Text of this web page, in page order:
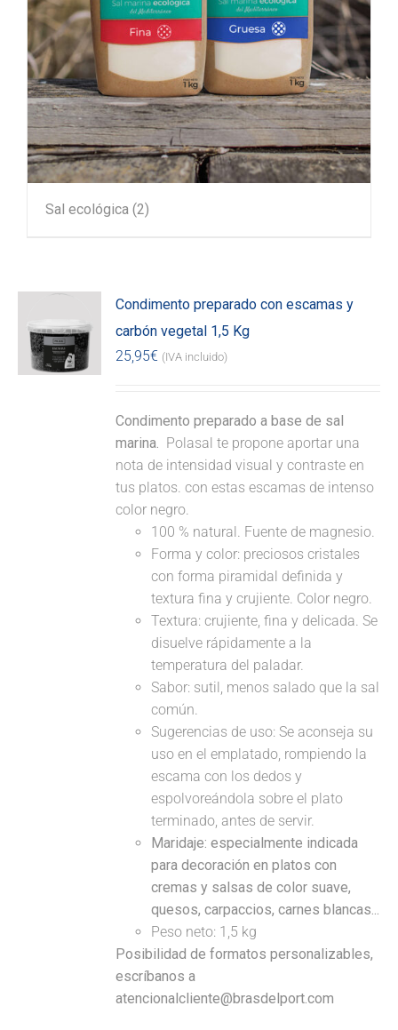
Sal ecológica (2)
Condimento preparado con escamas y
carbón vegetal 1,5 Kg
25,95€ (IVA incluido)
Condimento preparado a base de sal
marina. Polasal te propone aportar una
nota de intensidad visual y contraste en
tus platos. con estas escamas de intenso
color negro.
100 % natural. Fuente de magnesio.
Forma y color: preciosos cristales
con forma piramidal definida y
textura fina y crujiente. Color negro.
Textura: crujiente, fina y delicada. Se
disuelve rápidamente a la
temperatura del paladar.
Sabor: sutil, menos salado que la sal
común.
Sugerencias de uso: Se aconseja su
uso en el emplatado, rompiendo la
escama con los dedos y
espolvoreándola sobre el plato
terminado, antes de servir.
Maridaje: especialmente indicada
para decoración en platos con
cremas y salsas de color suave,
quesos, carpaccios, carnes blancas...
Peso neto: 1,5 kg
Posibilidad de formatos personalizables,
escríbanos a
atencionalcliente@brasdelport.com